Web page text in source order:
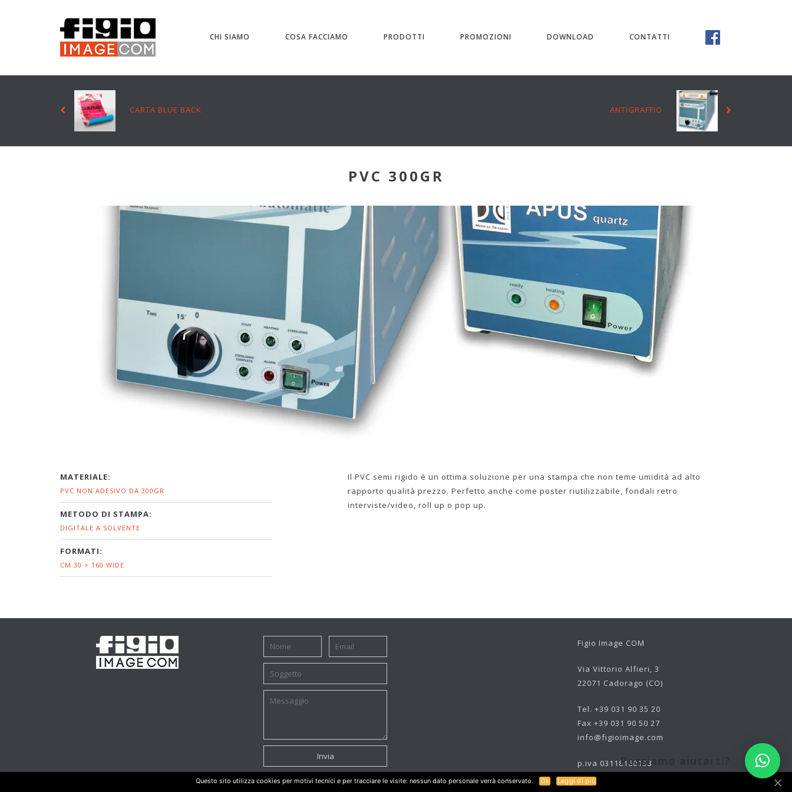
CHI SIAMO COSA FACCIAMO PRODOTTI PROMOZIONI DOWNLOAD CONTATTI
CARTA BLUE BACK ANTIGRAFFIO
PVC 300GR
MATERIALE:
PVC NON ADESIVO DA 300GR
METODO DI STAMPA:
DIGITALE A SOLVENTE
FORMATI:
CM.30 > 160 WIDE
Il PVC semi rigido è un ottima soluzione per una stampa che non teme umidità ad alto
rapporto qualità prezzo. Perfetto anche come poster riutilizzabile, fondali retro
interviste/video, roll up o pop up.
Figio Image COM
Via Vittorio Alfieri, 3
22071 Cadorago (CO)
Tel. +39 031 90 35 20
Fax +39 031 90 50 27
info@figioimage.com
p.iva 03118160138Possiamo aiutarti?
Questo sito utilizza cookies per motivi tecnici e per tracciare le visite: nessun dato personale verrà conservato. Ok Leggi di più